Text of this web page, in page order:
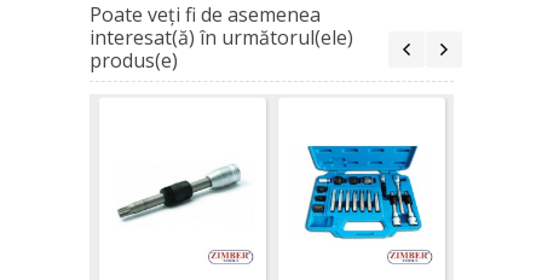
Poate veţi fi de asemenea
interesat(ă) în următorul(ele)
produs(e)